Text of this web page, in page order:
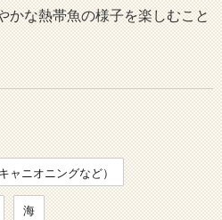
かな熱帯魚の様子を楽しむこと
ャニオニングなど）
海